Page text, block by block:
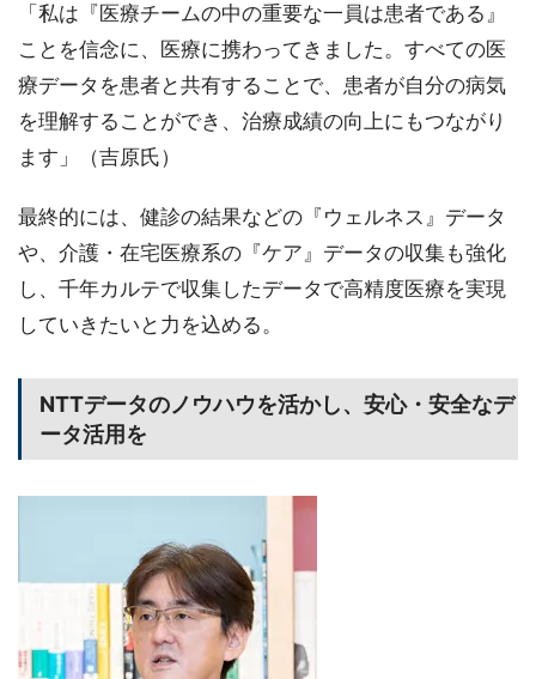
「私は『医療チームの中の重要な一員は患者である』
ことを信念に、医療に携わってきました。すべての医
療データを患者と共有することで、患者が自分の病気
を理解することができ、治療成績の向上にもつながり
ます」（吉原氏）
最終的には、健診の結果などの『ウェルネス』データ
や、介護・在宅医療系の『ケア』データの収集も強化
し、千年カルテで収集したデータで高精度医療を実現
していきたいと力を込める。
NTTデータのノウハウを活かし、安心・安全なデ
ータ活用を